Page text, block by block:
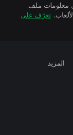
معلومات ملف
تعرّف على
المزيد